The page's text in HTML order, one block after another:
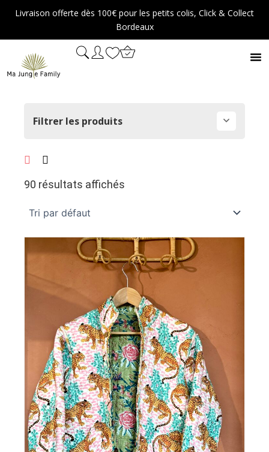
Aller
contenu
Livraison offerte dès 100€ pour les petits colis, Click & Collect
Bordeaux
Filtrer les produits
90 résultats affichés